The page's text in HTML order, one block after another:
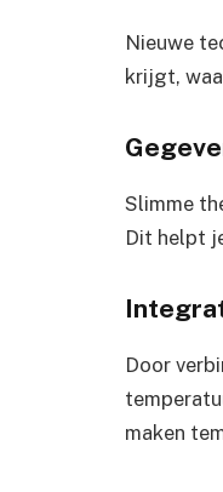
Nieuwe
krijgt,
Slimme
Dit helpt
Door
maken